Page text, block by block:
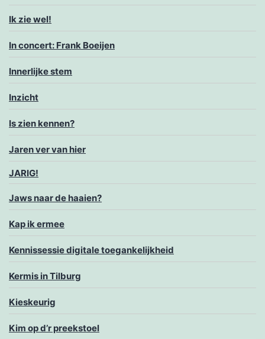
Ik zie wel!
In concert: Frank Boeijen
Innerlijke stem
Inzicht
Is zien kennen?
Jaren ver van hier
JARIG!
Jaws naar de haaien?
Kap ik ermee
Kennissessie digitale toegankelijkheid
Kermis in Tilburg
Kieskeurig
Kim op d’r preekstoel